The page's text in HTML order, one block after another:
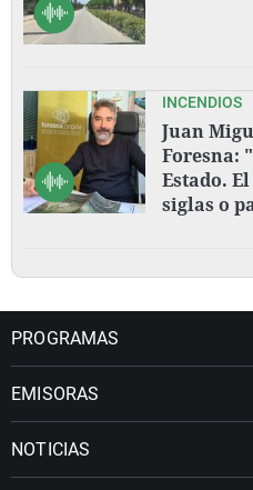
INCENDIOS
Juan
Foresna:
Estado.
siglas o
PROGRAMAS
EMISORAS
NOTICIAS